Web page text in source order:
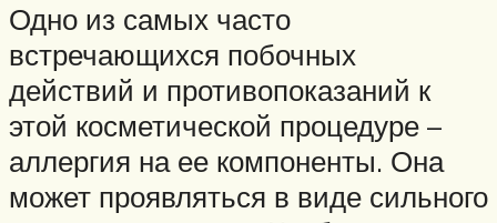
Одно из самых часто
встречающихся побочных
действий и противопоказаний к
этой косметической процедуре –
аллергия на ее компоненты. Она
может проявляться в виде сильного